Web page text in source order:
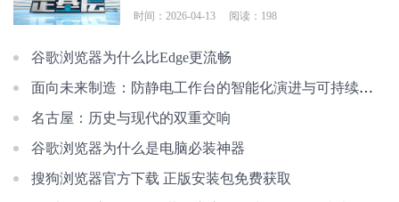
时间：2026-04-13 阅读：198
谷歌浏览器为什么比Edge更流畅
面向未来制造：防静电工作台的智能化演进与可持续发展趋势_佰斯特POUSTO
名古屋：历史与现代的双重交响
谷歌浏览器为什么是电脑必装神器
搜狗浏览器官方下载 正版安装包免费获取